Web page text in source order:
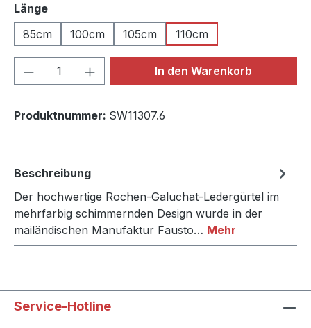
Längeauswählen
85cm
100cm 105cm 110cm
Produkt Anzahl: Gib denIn den Warenkorb
Produktnummer: SW11307.6
Beschreibung
Der hochwertige Rochen-Galuchat-Ledergürtel im
mehrfarbig schimmernden Design wurde in der
mailändischen Manufaktur Fausto… Mehr
Service-Hotline